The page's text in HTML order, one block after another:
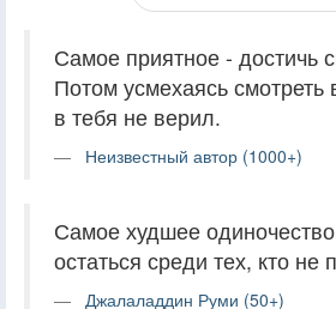
Самое приятное - достичь
Потом усмехаясь смотреть
в тебя не верил.
Неизвестный автор (1000+)
Самое худшее
остаться среди тех, кто не
Джалаладдин Руми (50+)